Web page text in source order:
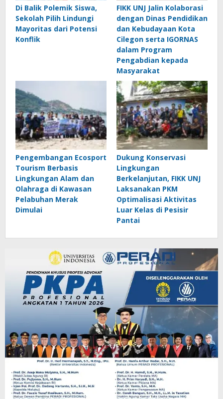
Di Balik Polemik Siswa,
Sekolah Pilih Lindungi
Mayoritas dari Potensi
Konflik
FIKK UNJ Jalin Kolaborasi
dengan Dinas Pendidikan
dan Kebudayaan Kota
Cilegon serta IGORNAS
dalam Program
Pengabdian kepada
Masyarakat
Pengembangan Ecosport
Tourism Berbasis
Lingkungan Alam dan
Olahraga di Kawasan
Pelabuhan Merak
Dimulai
Dukung Konservasi
Lingkungan
Berkelanjutan, FIKK UNJ
Laksanakan PKM
Optimalisasi Aktivitas
Luar Kelas di Pesisir
Pantai